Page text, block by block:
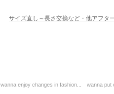
サイズ直し～長さ交換など・他アフタ
wanna enjoy changes in fashion... wanna